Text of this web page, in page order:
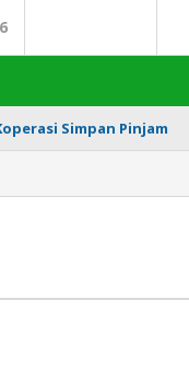
Simpan Pinjam